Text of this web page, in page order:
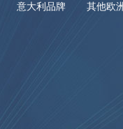
意大利品牌 其他欧